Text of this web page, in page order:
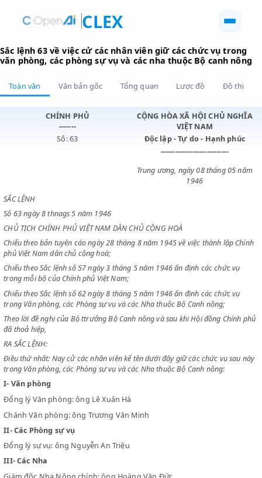
CLEX
Sắc lệnh 63 về việc cử các nhân viên giữ các chức vụ
văn phòng, các phòng sự vụ và các nha thuộc Bộ canh
Toàn văn
CHÍNH PHỦ
-------
CỘNG HÒA XÃ HỘI CHỦ
VIỆT NAM
Độc lập - Tự do - Hạnh
----------------------------
SẮC LỆNH
Số 63 ngày 8 thnags 5 năm 1946
CHỦ TỊCH CHÍNH PHỦ VIỆT NAM DÂN CHỦ CỘNG HOÀ
Chiểu theo bản tuyên cáo ngày 28 tháng 8 năm 1945 về việc thành lập
phủ Việt Nam dân chủ cộng hoà;
Chiểu theo Sắc lệnh số 57 ngày 3 tháng 5 năm 1946 ấn định các chức
trong mỗi bộ của Chính phủ Việt Nam;
Chiểu theo Sắc lệnh số 62 ngày 8 tháng 5 năm 1946 ấn định các chức
trong Văn phòng, các Phòng sự vụ và các Nha thuộc Bộ Canh nông;
Theo lời đề nghị của Bộ ttrưởng Bộ Canh nông và sau khi Hội đồng
đã thoả hiệp,
RA SẮC LỆNH:
Điều thứ nhất: Nay cử các nhân viên kể tên dưới đây giữ các chức vụ
trong Văn phòng, các Phòng sự vụ và các Nha thuộc Bộ Canh nông:
I- Văn phòng
Đổng lý Văn phòng: ông Lê Xuân Hà
Chánh Văn phòng: ông Trương Văn Minh